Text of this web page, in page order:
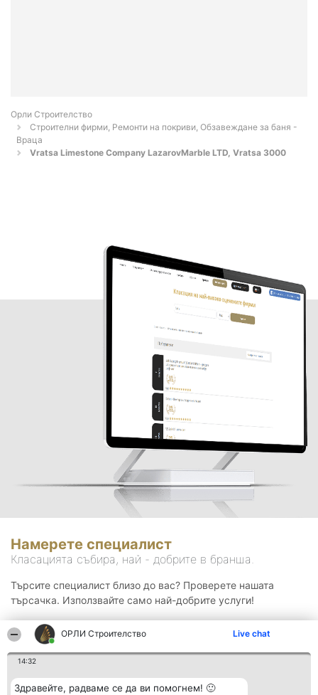
ОРЛИ Строителство Live chat
14:32
Здравейте, радваме се да ви помогнем! 🙂
Орли Строителство
Строителни фирми, Ремонти на покриви, Обзавеждане за баня -
Враца
Vratsa Limestone Company LazarovMarble LTD, Vratsa 3000
Намерете специалист
Класацията събира, най - добрите в бранша.
Търсите специалист близо до вас? Проверете нашата
търсачка. Използвайте само най-добрите услуги!